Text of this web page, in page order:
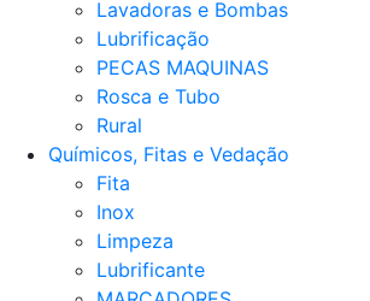
Lavadoras e Bombas
Lubrificação
PECAS MAQUINAS
Rosca e Tubo
Rural
Químicos, Fitas e Vedação
Fita
Inox
Limpeza
Lubrificante